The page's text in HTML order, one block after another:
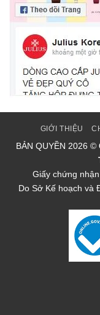
GIỚI THIỆU
BẢN QUYỀN 2026 ©
Giấy chứng
Do Sở Kế hoạch và